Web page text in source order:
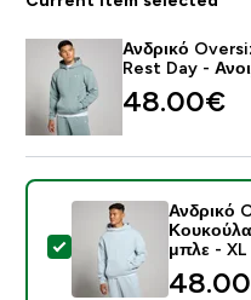
Ανδρικό
Rest Day -
48.00€‎
Select this product
Ανδρικό
μπλε - XL